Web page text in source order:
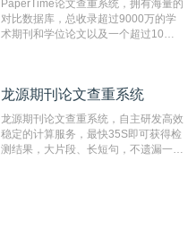
PaperTime论文查重系统，拥有海量的
对比数据库，总收录超过9000万的学
术期刊和学位论文以及一个超过10亿
对，利用指纹索引快速而精准地在云检
有相似的片段，该项技术检测速度快、
准确率高，市场反映良好。
龙源期刊论文查重系统
龙源期刊论文查重系统，自主研发高效
稳定的计算服务，最快35S即可获得检
测结果，大片段、长短句，不遗漏一处